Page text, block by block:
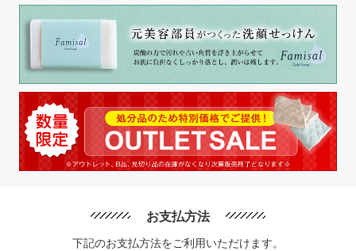
お支払方法
下記のお支払方法をご利用いただけます。